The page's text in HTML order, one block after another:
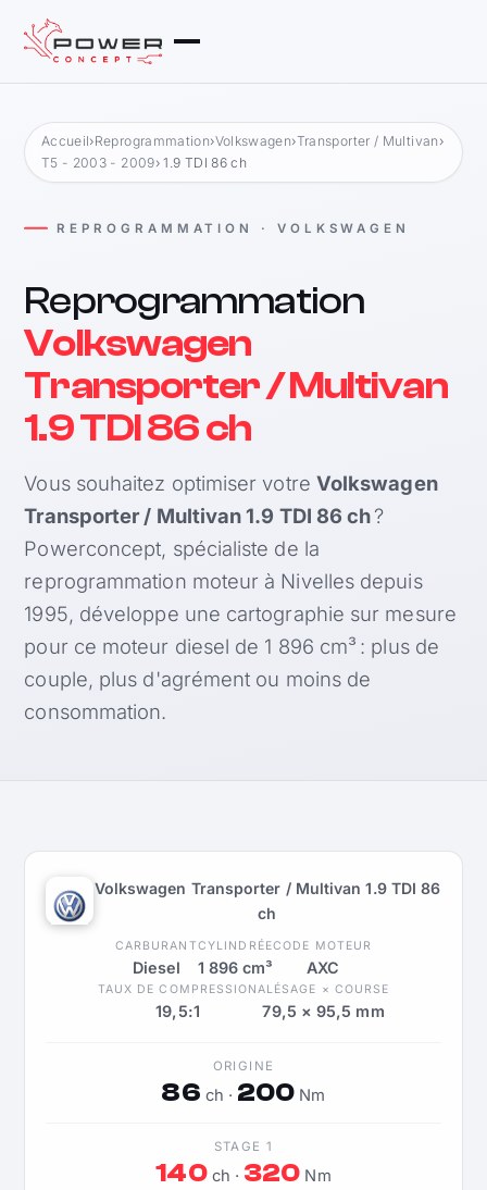
Accueil›Reprogrammation›Volkswagen›Transporter / Multivan ›
T5 - 2003 - 2009› 1.9 TDI 86 ch
REPROGRAMMATION · VOLKSWAGEN
Reprogrammation
Volkswagen
Transporter / Multivan
1.9 TDI 86 ch
Vous souhaitez optimiser votre Volkswagen
Transporter / Multivan 1.9 TDI 86 ch?
Powerconcept, spécialiste de la
reprogrammation moteur à Nivelles depuis
1995, développe une cartographie sur mesure
pour ce moteur diesel de 1 896 cm³ : plus de
couple, plus d'agrément ou moins de
consommation.
Volkswagen Transporter / Multivan 1.9 TDI 86
ch
CARBURANT
Diesel
CYLINDRÉE
1 896 cm³
CODE MOTEUR
AXC
TAUX DE COMPRESSION
19,5:1
ALÉSAGE × COURSE
79,5 × 95,5 mm
ORIGINE
86 ch · 200 Nm
STAGE 1
140ch · 320 Nm